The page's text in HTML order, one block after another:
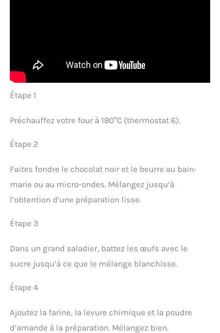
Étape 1
Préchauffez votre four à 180°C (thermostat 6).
Étape 2
Faites fondre le chocolat noir et le beurre au bain-
marie ou au micro-ondes. Mélangez jusqu’à
l’obtention d’une préparation lisse.
Étape 3
Dans un grand saladier, battez les œufs avec le
sucre jusqu’à ce que le mélange blanchisse.
Étape 4
Ajoutez la farine, la levure chimique et la poudre
d’amande à la préparation. Mélangez bien.